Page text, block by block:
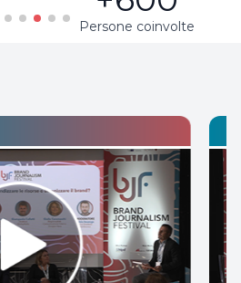
Tasso di partecipazione